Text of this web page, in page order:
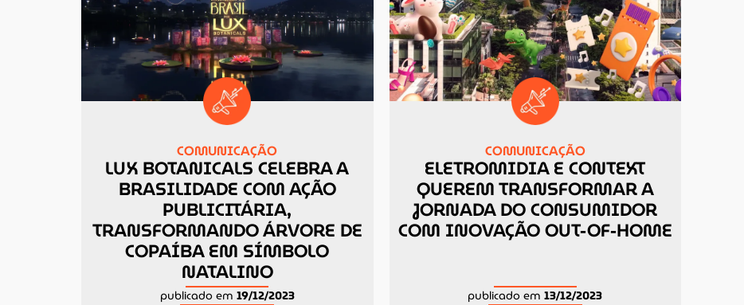
COMUNICAÇÃO
LUX BOTANICALS CELEBRA A
BRASILIDADE COM AÇÃO
PUBLICITÁRIA,
TRANSFORMANDO ÁRVORE DE
COPAÍBA EM SÍMBOLO
NATALINO
publicado em 19/12/2023
COMUNICAÇÃO
ELETROMIDIA E CONTEXT
QUEREM TRANSFORMAR A
JORNADA DO CONSUMIDOR
COM INOVAÇÃO OUT-OF-HOME
publicado em13/12/2023